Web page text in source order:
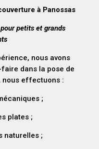
à Panossas
petits et grands
nous avons
dans la pose de
nous effectuons :
;
plates ;
naturelles ;